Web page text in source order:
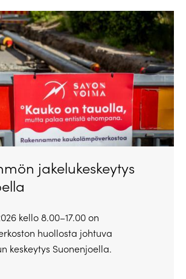
jakelukeskeytys
kello 8.00–17.00 on
huollosta johtuva
keskeytys Suonenjoella.